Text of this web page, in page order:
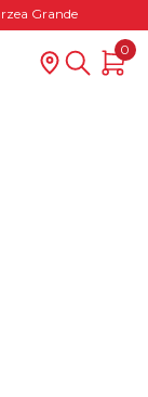
Grande
0